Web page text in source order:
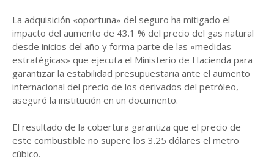
La adquisición «oportuna» del seguro ha mitigado el
impacto del aumento de 43.1 % del precio del gas natural
desde inicios del año y forma parte de las «medidas
estratégicas» que ejecuta el Ministerio de Hacienda para
garantizar la estabilidad presupuestaria ante el aumento
internacional del precio de los derivados del petróleo,
aseguró la institución en un documento.
El resultado de la cobertura garantiza que el precio de
este combustible no supere los 3.25 dólares el metro
cúbico.